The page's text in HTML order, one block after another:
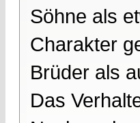
Söhne als
Charakter
Brüder als
Das